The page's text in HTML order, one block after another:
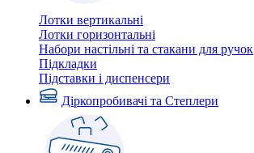
Лотки вертикальні
Лотки горизонтальні
Набори настільні та стакани для ручок
Підкладки
Підставки і диспенсери
Діркопробивачі та Степлери